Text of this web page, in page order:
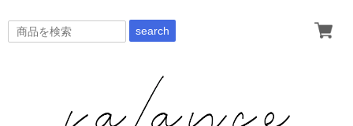
search